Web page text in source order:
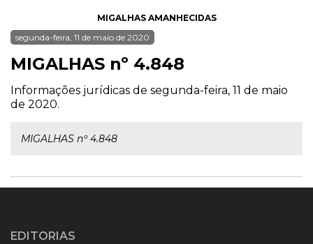
MIGALHAS AMANHECIDAS
segunda-feira, 11 de maio de 2020
MIGALHAS nº 4.848
Informações jurídicas de segunda-feira, 11 de maio
de 2020.
MIGALHAS nº 4.848
EDITORIAS